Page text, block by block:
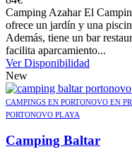
Camping Azahar El
ofrece un jardín y una
Además, tiene un bar
facilita aparcamiento...
Ver Disponibilidad
New
CAMPINGS EN PORTONOVO EN
PORTONOVO PLAYA
Camping Baltar